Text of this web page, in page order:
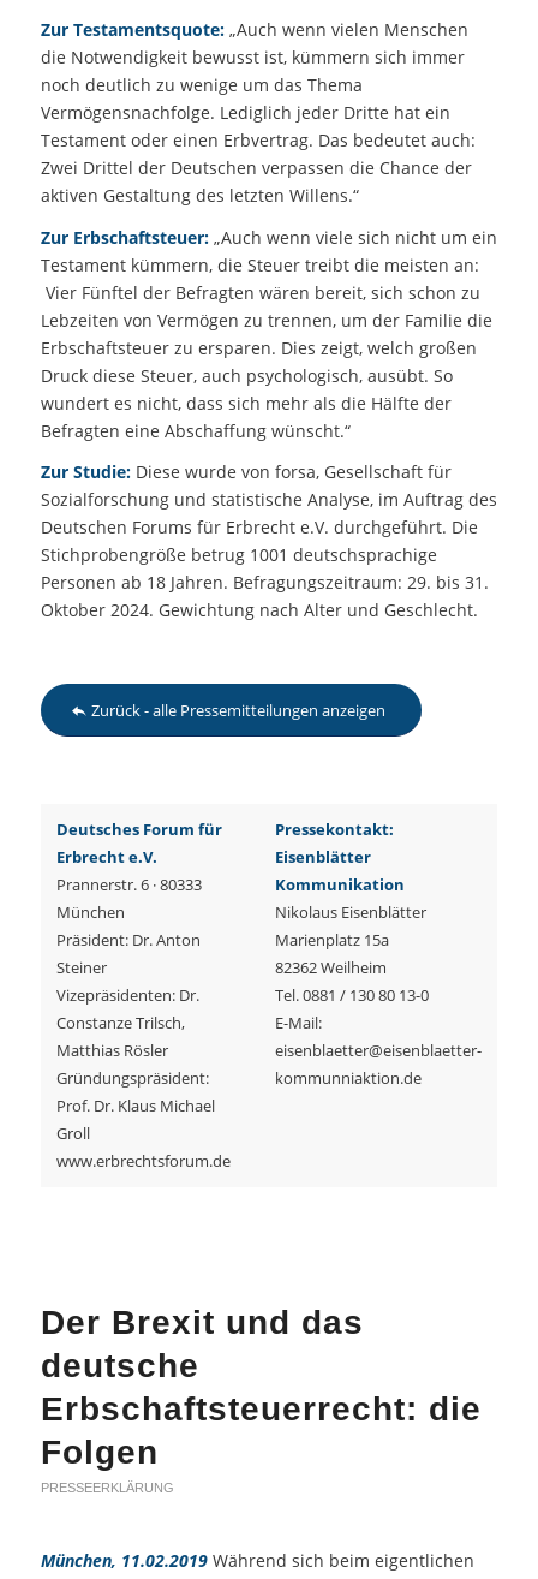
Zur Testamentsquote:„Auch wenn vielen Menschen
die Notwendigkeit bewusst ist, kümmern sich immer
noch deutlich zu wenige um das Thema
Vermögensnachfolge. Lediglich jeder Dritte hat ein
Testament oder einen Erbvertrag. Das bedeutet auch:
Zwei Drittel der Deutschen verpassen die Chance der
aktiven Gestaltung des letzten Willens.“
Zur Erbschaftsteuer:„Auch wenn viele sich nicht um ein
Testament kümmern, die Steuer treibt die meisten an:
Vier Fünftel der Befragten wären bereit, sich schon zu
Lebzeiten von Vermögen zu trennen, um der Familie die
Erbschaftsteuer zu ersparen. Dies zeigt, welch großen
Druck diese Steuer, auch psychologisch, ausübt. So
wundert es nicht, dass sich mehr als die Hälfte der
Befragten eine Abschaffung wünscht.“
Zur Studie:Diese wurde von forsa, Gesellschaft für
Sozialforschung und statistische Analyse, im Auftrag des
Deutschen Forums für Erbrecht e.V. durchgeführt. Die
Stichprobengröße betrug 1001 deutschsprachige
Personen ab 18 Jahren. Befragungszeitraum: 29. bis 31.
Oktober 2024. Gewichtung nach Alter und Geschlecht.
Zurück - alle Pressemitteilungen anzeigen
Deutsches Forum für
Erbrecht e.V.
Prannerstr. 6 · 80333
München
Präsident: Dr. Anton
Steiner
Vizepräsidenten: Dr.
Constanze Trilsch,
Matthias Rösler
Gründungspräsident:
Prof. Dr. Klaus Michael
Groll
www.erbrechtsforum.de
Pressekontakt:
Eisenblätter
Kommunikation
Nikolaus Eisenblätter
Marienplatz 15a
82362 Weilheim
Tel. 0881 / 130 80 13-0
E-Mail:
eisenblaetter@eisenblaetter-
kommunniaktion.de
Der Brexit und das
deutsche
Erbschaftsteuerrecht: die
Folgen
PRESSEERKLÄRUNG
München, 11.02.2019Während sich beim eigentlichen